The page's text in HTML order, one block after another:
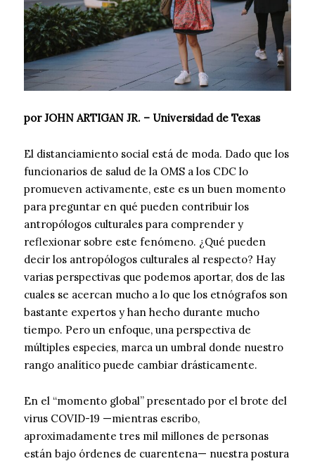
por JOHN ARTIGAN JR. – Universidad de Texas
El distanciamiento social está de moda. Dado que los
funcionarios de salud de la OMS a los CDC lo
promueven activamente, este es un buen momento
para preguntar en qué pueden contribuir los
antropólogos culturales para comprender y
reflexionar sobre este fenómeno. ¿Qué pueden
decir los antropólogos culturales al respecto? Hay
varias perspectivas que podemos aportar, dos de las
cuales se acercan mucho a lo que los etnógrafos son
bastante expertos y han hecho durante mucho
tiempo. Pero un enfoque, una perspectiva de
múltiples especies, marca un umbral donde nuestro
rango analítico puede cambiar drásticamente.
En el “momento global” presentado por el brote del
virus COVID-19 —mientras escribo,
aproximadamente tres mil millones de personas
están bajo órdenes de cuarentena— nuestra postura